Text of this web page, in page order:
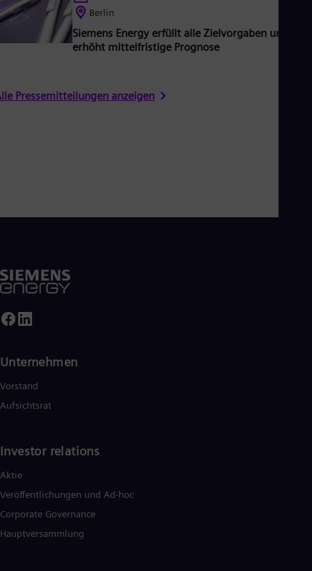
Berlin
Siemens Energy erfüllt alle Zielvorgaben und
erhöht mittelfristige Prognose
Pressemitteilungen anzeigen
Unternehmen
Vorstand
Aufsichtsrat
Investor relations
Aktie
Veröffentlichungen und Ad-hoc
Corporate Governance
Hauptversammlung